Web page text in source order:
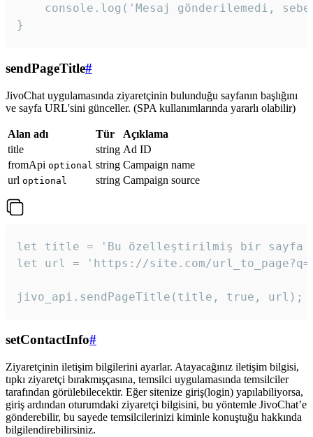
console.log('Mesaj gönderilemedi,
}
sendPageTitle#
JivoChat uygulamasında ziyaretçinin bulunduğu sayfanın başlığını
ve sayfa URL'sini günceller. (SPA kullanımlarında yararlı olabilir)
Alan adı Tür
Açıklama
title
string Ad ID
fromApi optional string Campaign name
url optional string Campaign source
let title = 'Bu özelleştirilmiş bir sayfa
let url = 'https://site.com/
jivo_api.sendPageTitle(title, true, url);
setContactInfo#
Ziyaretçinin iletişim bilgilerini ayarlar. Atayacağınız iletişim bilgisi,
tıpkı ziyaretçi bırakmışçasına, temsilci uygulamasında temsilciler
tarafından görülebilecektir. Eğer sitenize giriş(login) yapılabiliyorsa,
giriş ardından oturumdaki ziyaretçi bilgisini, bu yöntemle JivoChat’e
gönderebilir, bu sayede temsilcilerinizi kiminle konuştuğu hakkında
bilgilendirebilirsiniz.